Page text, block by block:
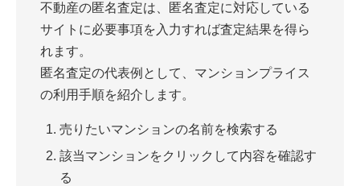
不動産の匿名査定は、匿名査定に対応している
サイトに必要事項を入力すれば査定結果を得ら
れます。
匿名査定の代表例として、マンションプライス
の利用手順を紹介します。
売りたいマンションの名前を検索する
該当マンションをクリックして内容を確認す
る